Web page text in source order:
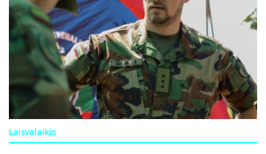
Laisvalaikis